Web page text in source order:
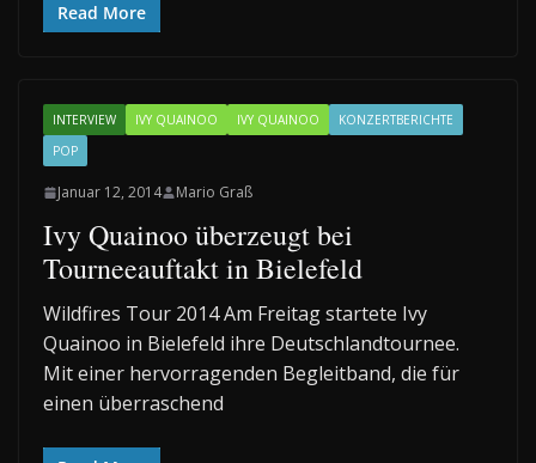
Read More
INTERVIEW IVY QUAINOO IVY QUAINOO
KONZERTBERICHTE
POP
Januar 12, 2014 Mario Graß
Ivy Quainoo überzeugt bei
Tourneeauftakt in Bielefeld
Wildfires Tour 2014 Am Freitag startete Ivy
Quainoo in Bielefeld ihre Deutschlandtournee.
Mit einer hervorragenden Begleitband, die für
einen überraschend